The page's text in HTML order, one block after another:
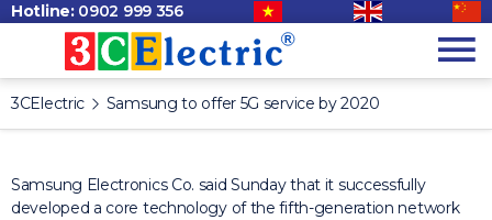
Hotline: 0902 999 356
3CElectric Samsung to offer 5G service by 2020
Samsung Electronics Co. said Sunday that it successfully
developed a core technology of the fifth-generation network